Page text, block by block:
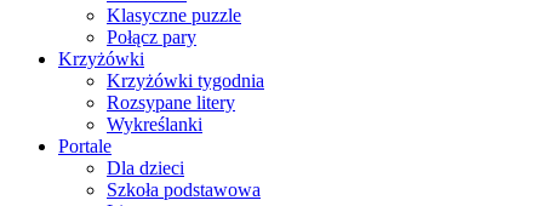
Klasyczne puzzle
Połącz pary
Krzyżówki
Krzyżówki tygodnia
Rozsypane litery
Wykreślanki
Portale
Dla dzieci
Szkoła podstawowa